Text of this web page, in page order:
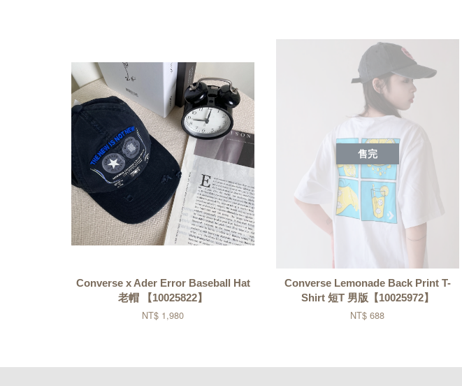
Converse x Ader Error Baseball Hat
老帽 【10025822】
NT$ 1,980
售完
Converse Lemonade Back Print T-
Shirt 短T 男版【10025972】
NT$ 688